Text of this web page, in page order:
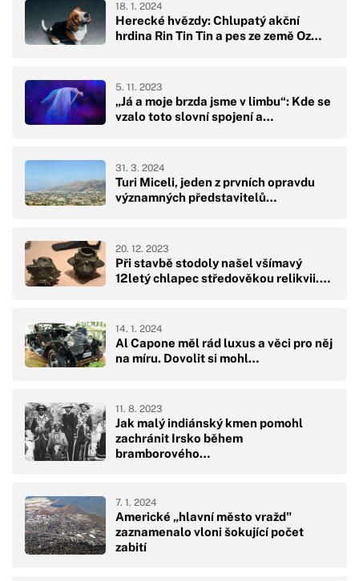
Herecké hvězdy: Chlupatý akční
hrdina Rin Tin Tin a pes ze země Oz…
18. 1. 2024
„Já a moje brzda jsme v limbu“: Kde se
vzalo toto slovní spojení a…
5. 11. 2023
Turi Miceli, jeden z prvních opravdu
významných představitelů…
31. 3. 2024
Při stavbě stodoly našel všímavý
12letý chlapec středověkou relikvii.…
20. 12. 2023
Al Capone měl rád luxus a věci pro něj
na míru. Dovolit si mohl…
14. 1. 2024
Jak malý indiánský kmen pomohl
zachránit Irsko během
bramborového…
11. 8. 2023
Americké „hlavní město vražd"
zaznamenalo vloni šokující počet
zabití
7. 1. 2024